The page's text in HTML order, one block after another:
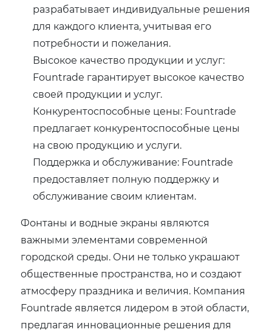
разрабатывает индивидуальные решения
для каждого клиента, учитывая его
потребности и пожелания.
Высокое качество продукции и услуг:
Fountrade гарантирует высокое качество
своей продукции и услуг.
Конкурентоспособные цены: Fountrade
предлагает конкурентоспособные цены
на свою продукцию и услуги.
Поддержка и обслуживание: Fountrade
предоставляет полную поддержку и
обслуживание своим клиентам.
Фонтаны и водные экраны являются
важными элементами современной
городской среды. Они не только украшают
общественные пространства, но и создают
атмосферу праздника и величия. Компания
Fountrade является лидером в этой области,
предлагая инновационные решения для